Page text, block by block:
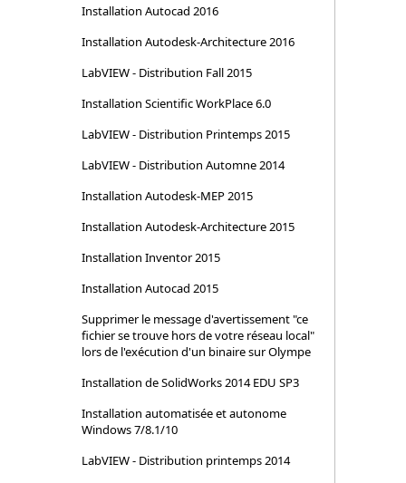
Installation Autocad 2016
Installation Autodesk-Architecture 2016
LabVIEW - Distribution Fall 2015
Installation Scientific WorkPlace 6.0
LabVIEW - Distribution Printemps 2015
LabVIEW - Distribution Automne 2014
Installation Autodesk-MEP 2015
Installation Autodesk-Architecture 2015
Installation Inventor 2015
Installation Autocad 2015
Supprimer le message d'avertissement "ce
fichier se trouve hors de votre réseau local"
lors de l'exécution d'un binaire sur Olympe
Installation de SolidWorks 2014 EDU SP3
Installation automatisée et autonome
Windows 7/8.1/10
LabVIEW - Distribution printemps 2014